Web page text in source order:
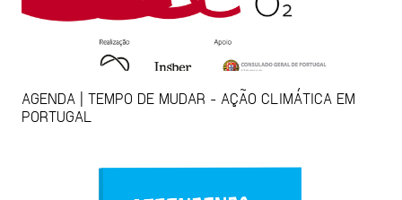
AGENDA | TEMPO DE MUDAR - AÇÃO CLIMÁTICA EM
PORTUGAL